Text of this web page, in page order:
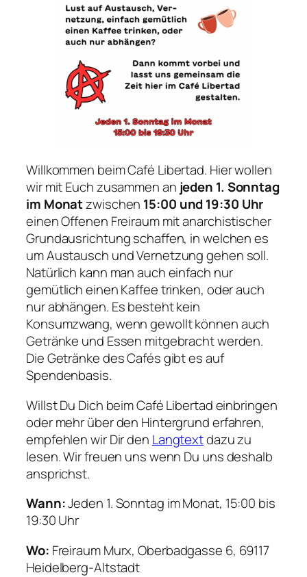
Willkommen beim Café Libertad. Hier wollen
wir mit Euch zusammen an jeden 1. Sonntag
im Monatzwischen 15:00 und 19:30 Uhr
einen Offenen Freiraum mit anarchistischer
Grundausrichtung schaffen, in welchen es
um Austausch und Vernetzung gehen soll.
Natürlich kann man auch einfach nur
gemütlich einen Kaffee trinken, oder auch
nur abhängen. Es besteht kein
Konsumzwang, wenn gewollt können auch
Getränke und Essen mitgebracht werden.
Die Getränke des Cafés gibt es auf
Spendenbasis.
Willst Du Dich beim Café Libertad einbringen
oder mehr über den Hintergrund erfahren,
empfehlen wir Dir den Langtextdazu zu
lesen. Wir freuen uns wenn Du uns deshalb
ansprichst.
Wann:Jeden 1. Sonntag im Monat, 15:00 bis
19:30 Uhr
Wo: Freiraum Murx, Oberbadgasse 6, 69117
Heidelberg-Altstadt